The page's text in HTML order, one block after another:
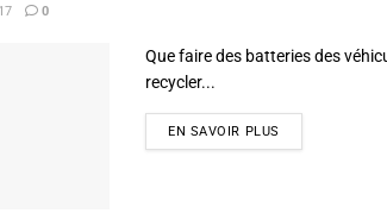
0
Que faire des batteries des
recycler...
EN SAVOIR PLUS